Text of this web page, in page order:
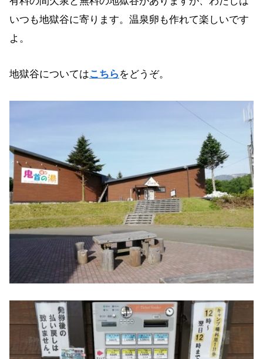
いつも地獄谷に寄ります。温泉卵も作れて楽しいです
よ。
地獄谷についてはこちら をどうぞ。